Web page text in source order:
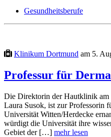
Gesundheitsberufe
Klinikum Dortmund am 5.
Professur für
Die Direktorin der Hautklinik
Laura Susok, ist zur Professorin
Universität Witten/Herdecke
würdigt die Universität ihre
Gebiet der […] mehr lesen